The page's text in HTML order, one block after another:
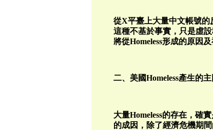
從X平臺上大量中文帳號
這種不基於事實，只是虛
將從Homeless形成的原因
二、美國Homeless產生的
大量Homeless的存在，確
的成因，除了經濟危機期